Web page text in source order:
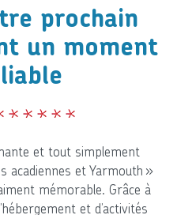
prochain
un moment
et tout simplement
acadiennes et Yarmouth »
mémorable. Grâce à
et d’activités